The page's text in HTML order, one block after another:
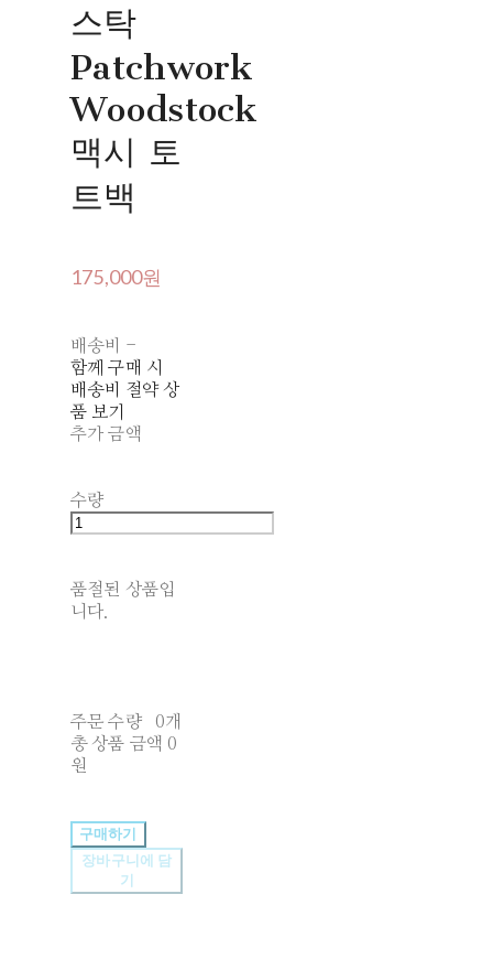
스탁
Patchwork
Woodstock
맥시 토
트백
175,000원
배송비 -
함께 구매 시
배송비 절약 상
품 보기
추가 금액
수량
품절된 상품입
니다.
주문 수량
0개
총 상품 금액 0
원
구매하기
장바구니에 담
기